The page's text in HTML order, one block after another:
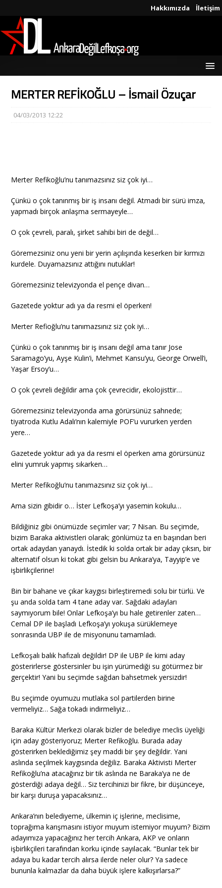
Hakkımızda İletişim
MERTER REFİKOĞLU – İsmail Özuçar
04/03/2013 12:22
Merter Refikoğlu’nu tanımazsınız siz çok iyi…
Çünkü o çok tanınmış bir iş insanı değil. Atmadı bir sürü imza,
yapmadı birçok anlaşma sermayeyle…
O çok çevreli, paralı, şirket sahibi biri de değil…
Göremezsiniz onu yeni bir yerin açılışında keserken bir kırmızı
kurdele. Duyamazsınız attığını nutuklar!
Göremezsiniz televizyonda el pençe divan…
Gazetede yoktur adı ya da resmi el öperken!
Merter Refioğlu’nu tanımazsınız siz çok iyi…
Çünkü o çok tanınmış bir iş insanı değil ama tanır Jose
Saramago’yu, Ayşe Kulin’i, Mehmet Kansu’yu, George Orwell’i,
Yaşar Ersoy’u…
O çok çevreli değildir ama çok çevrecidir, ekolojisttir…
Göremezsiniz televizyonda ama görürsünüz sahnede;
tiyatroda Kutlu Adalı’nın kalemiyle POF’u vururken yerden
yere…
Gazetede yoktur adı ya da resmi el öperken ama görürsünüz
elini yumruk yapmış sıkarken…
Merter Refikoğlu’nu tanımazsınız siz çok iyi…
Ama sizin gibidir o… İster Lefkoşa’yı yasemin kokulu…
Bildiğiniz gibi önümüzde seçimler var; 7 Nisan. Bu seçimde,
bizim Baraka aktivistleri olarak; gönlümüz ta en başından beri
ortak adaydan yanaydı. İstedik ki solda ortak bir aday çıksın, bir
alternatif olsun ki tokat gibi gelsin bu Ankara’ya, Tayyip’e ve
işbirlikçilerine!
Bin bir bahane ve çıkar kaygısı birleştiremedi solu bir türlü. Ve
şu anda solda tam 4 tane aday var. Sağdaki adayları
saymıyorum bile! Onlar Lefkoşa’yı bu hale getirenler zaten…
Cemal DP ile başladı Lefkoşa’yı yokuşa sürüklemeye
sonrasında UBP ile de misyonunu tamamladı.
Lefkoşalı balık hafızalı değildir! DP ile UBP ile kimi aday
gösterirlerse göstersinler bu işin yürümediği su götürmez bir
gerçektir! Yani bu seçimde sağdan bahsetmek yersizdir!
Bu seçimde oyumuzu mutlaka sol partilerden birine
vermeliyiz… Sağa tokadı indirmeliyiz…
Baraka Kültür Merkezi olarak bizler de belediye meclis üyeliği
için aday gösteriyoruz; Merter Refikoğlu. Burada aday
gösterirken beklediğimiz şey maddi bir şey değildir. Yani
aslında seçilmek kaygısında değiliz. Baraka Aktivisti Merter
Refikoğlu’na atacağınız bir tik aslında ne Baraka’ya ne de
gösterdiği adaya değil… Siz tercihinizi bir fikre, bir düşünceye,
bir karşı duruşa yapacaksınız…
Ankara’nın belediyeme, ülkemin iç işlerine, meclisime,
toprağıma karışmasını istiyor muyum istemiyor muyum? Bizim
adayımıza yapacağınız her tercih Ankara, AKP ve onların
işbirlikçileri tarafından korku içinde sayılacak. “Bunlar tek bir
adaya bu kadar tercih alırsa ilerde neler olur? Ya sadece
bununla kalmazlar da daha büyük işlere kalkışırlarsa?”